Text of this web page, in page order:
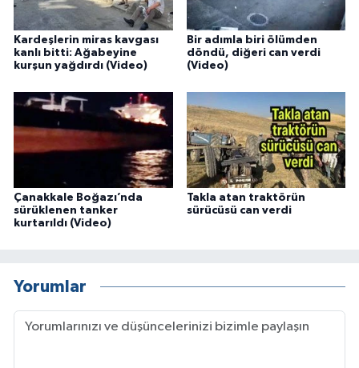
Kardeşlerin miras kavgası
kanlı bitti: Ağabeyine
kurşun yağdırdı (Video)
Bir adımla biri ölümden
döndü, diğeri can verdi
(Video)
Çanakkale Boğazı’nda
sürüklenen tanker
kurtarıldı (Video)
Takla atan traktörün
sürücüsü can verdi
Yorumlar